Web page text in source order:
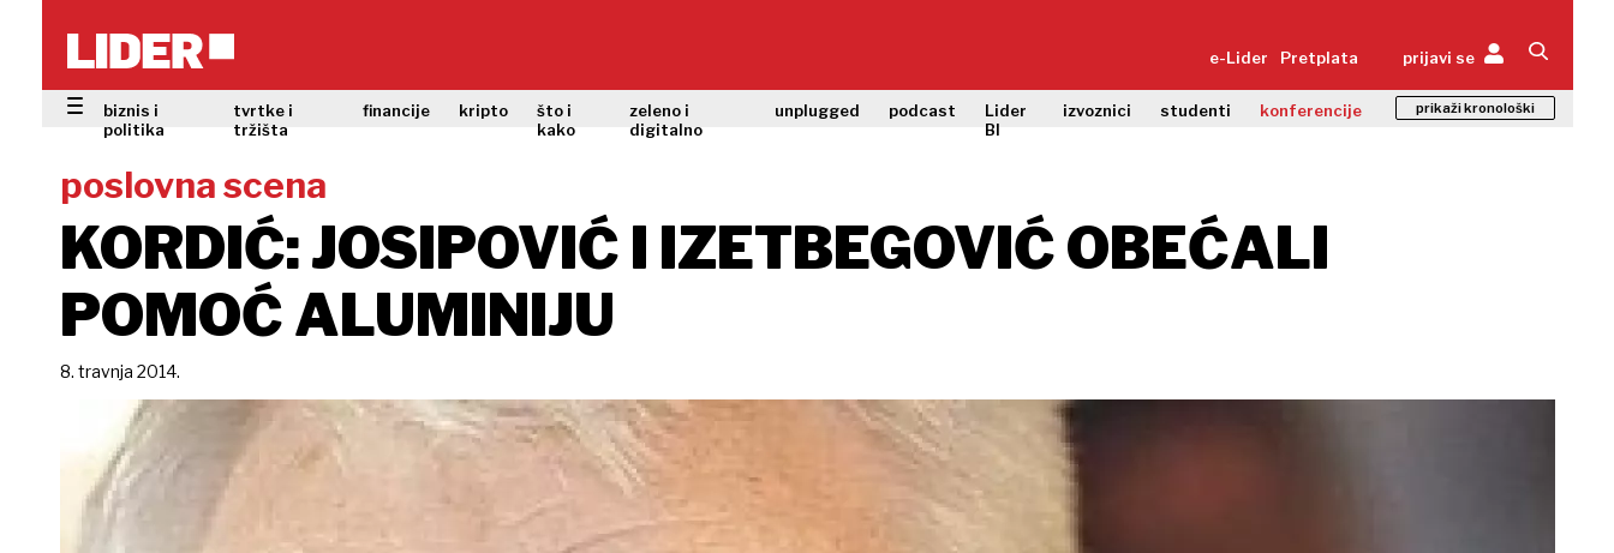
e-Lider Pretplata prijavi se
biznis i
politika
tvrtke i
tržišta
financije kripto
što i
kako
zeleno i
digitalno
unplugged podcast
Lider
BI
izvoznici studenti konferencije prikaži kronološki
poslovna scena
KORDIĆ: JOSIPOVIĆ I IZETBEGOVIĆ OBEĆALI
POMOĆ ALUMINIJU
8. travnja 2014.